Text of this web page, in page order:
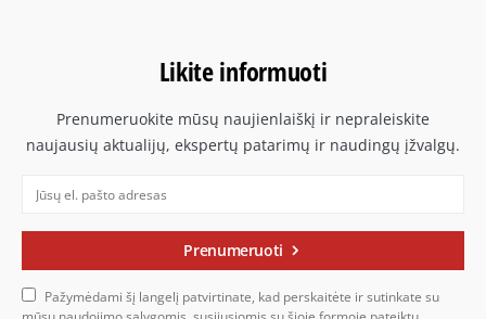
Likite informuoti
Prenumeruokite mūsų naujienlaiškį ir nepraleiskite
naujausių aktualijų, ekspertų patarimų ir naudingų įžvalgų.
Prenumeruoti
Pažymėdami šį langelį patvirtinate, kad perskaitėte ir sutinkate su